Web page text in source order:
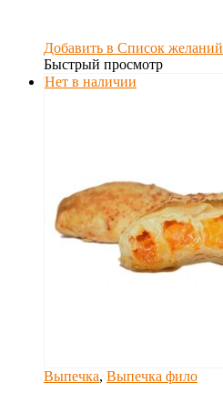
Добавить в Список желаний
Быстрый просмотр
Нет в наличии
Выпечка, Выпечка фило